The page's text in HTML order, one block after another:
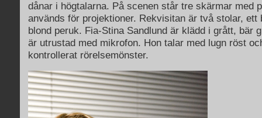
dånar i högtalarna. På scenen står tre skärmar med
används för projektioner. Rekvisitan är två stolar, ett
blond peruk. Fia-Stina Sandlund är klädd i grått, bär
är utrustad med mikrofon. Hon talar med lugn röst
kontrollerat rörelsemönster.